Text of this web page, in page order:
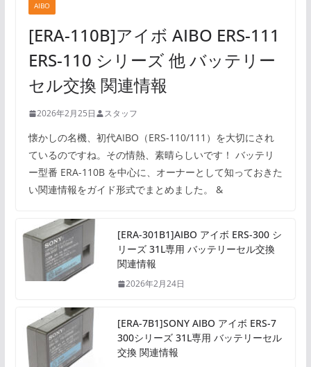
AIBO
[ERA-110B]アイボ AIBO ERS-111
ERS-110 シリーズ 他 バッテリー
セル交換 関連情報
2026年2月25日 スタッフ
懐かしの名機、初代AIBO（ERS-110/111）を大切にされ
ているのですね。その情熱、素晴らしいです！ バッテリ
ー型番 ERA-110B を中心に、オーナーとして知っておきた
い関連情報をガイド形式でまとめました。 &
[ERA-301B1]AIBO アイボ ERS-300 シ
リーズ 31L専用 バッテリーセル交換
関連情報
2026年2月24日
[ERA-7B1]SONY AIBO アイボ ERS-7
300シリーズ 31L専用 バッテリーセル
交換 関連情報